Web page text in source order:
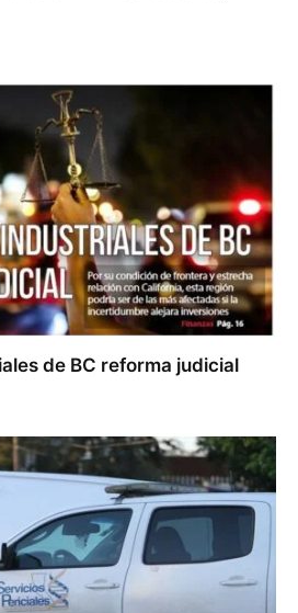
de BC reforma judicial